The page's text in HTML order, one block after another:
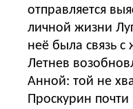
отправляется
личной жизни
неё была связь
Летнев
Анной: той не
Проскурин